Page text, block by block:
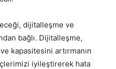
dijitalleşme ve
bağlı. Dijitalleşme,
kapasitesini artırmanın
iyileştirerek hata